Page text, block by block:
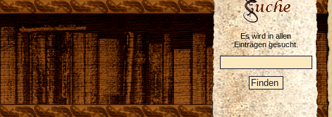
Es wird in allen
Einträgen gesucht.